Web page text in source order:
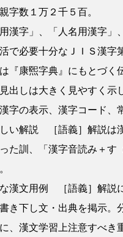
字数１万２千５百。
用漢字」、「人名用漢字
で必要十分なＪＩＳ漢字
『康煕字典』にもとづく
出しは大きく見やすく示
字の表示、漢字コード、
い解説 ［語義］解説は
た訓、「漢字音読み＋す
漢文用例 ［語義］解説
き下し文・出典を掲示。
、漢文学習上注意すべき